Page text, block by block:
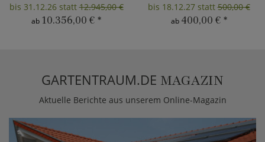
bis 31.12.26 statt12.945,00 €
ab 10.356,00 € *
bis 18.12.27 statt500,00 €
ab 400,00 € *
GARTENTRAUM.DE MAGAZIN
Aktuelle Berichte aus unserem Online-Magazin